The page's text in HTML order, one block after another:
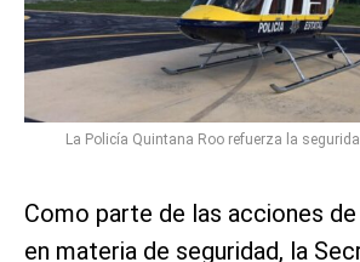
La Policía Quintana Roo refuerza la
Como parte de las acciones
en materia de seguridad, la